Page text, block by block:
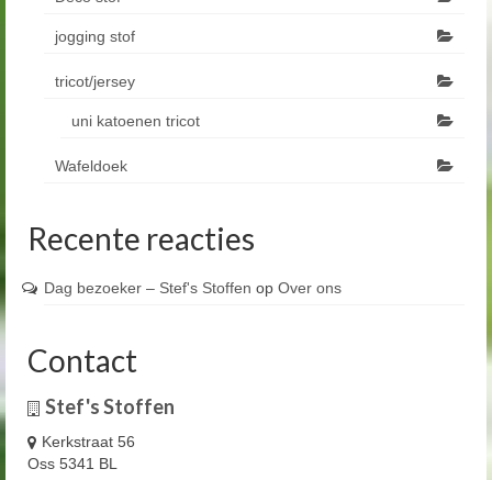
jogging stof
tricot/jersey
uni katoenen tricot
Wafeldoek
Recente reacties
Dag bezoeker – Stef's Stoffen op Over ons
Contact
Stef's Stoffen
Kerkstraat 56
Oss 5341 BL